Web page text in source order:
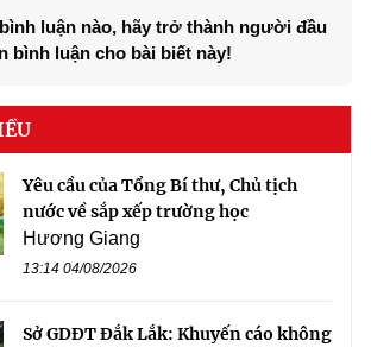
luận nào, hãy trở thành người đầu
bình luận cho bài biết này!
Yêu cầu của Tổng Bí thư, Chủ tịch
nước về sắp xếp trường học
Hương Giang
13:14 04/08/2026
Sở GDĐT Đắk Lắk: Khuyến cáo không